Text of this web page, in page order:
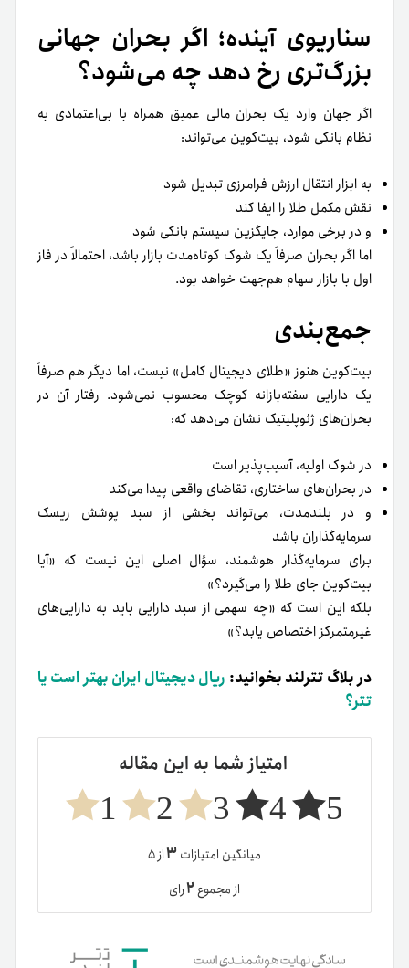
سناریوی آینده؛ اگر بحران جهانی
بزرگ‌تری رخ دهد چه می‌شود؟
اگر جهان وارد یک بحران مالی عمیق همراه با بی‌اعتمادی به
نظام بانکی شود، بیت‌کوین می‌تواند:
به ابزار انتقال ارزش فرامرزی تبدیل شود
نقش مکمل طلا را ایفا کند
و در برخی موارد، جایگزین سیستم بانکی شود
اما اگر بحران صرفاً یک شوک کوتاه‌مدت بازار باشد، احتمالاً در فاز
اول با بازار سهام هم‌جهت خواهد بود.
جمع‌بندی
بیت‌کوین هنوز «طلای دیجیتال کامل» نیست، اما دیگر هم صرفاً
یک دارایی سفته‌بازانه کوچک محسوب نمی‌شود. رفتار آن در
بحران‌های ژئوپلیتیک نشان می‌دهد که:
در شوک اولیه، آسیب‌پذیر است
در بحران‌های ساختاری، تقاضای واقعی پیدا می‌کند
و در بلندمدت، می‌تواند بخشی از سبد پوشش ریسک
سرمایه‌گذاران باشد
برای سرمایه‌گذار هوشمند، سؤال اصلی این نیست که «آیا
بیت‌کوین جای طلا را می‌گیرد؟»
بلکه این است که «چه سهمی از سبد دارایی باید به دارایی‌های
غیرمتمرکز اختصاص یابد؟»
در بلاگ تترلند بخوانید: ریال دیجیتال ایران بهتر است یا
تتر؟
امتیاز شما به این مقاله
5
4
3
2
1
میانگین امتیازات۳از ۵
از مجموع۲رای